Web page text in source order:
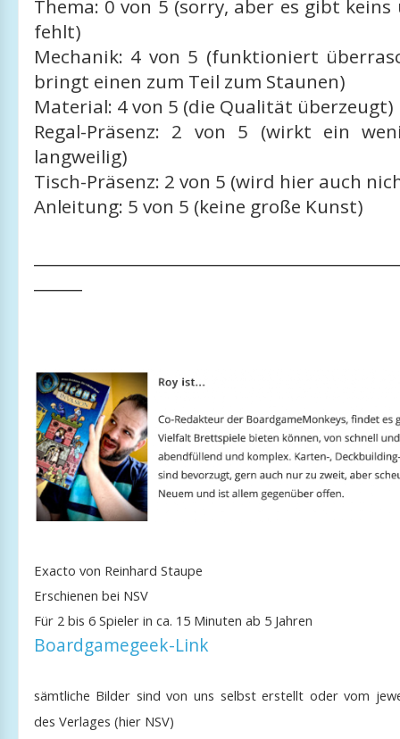
Thema: 0 von 5 (sorry, aber es gibt
fehlt)
Mechanik: 4 von 5 (funktioniert
bringt einen zum Teil zum Staunen)
Material: 4 von 5 (die Qualität überzeugt)
Regal-Präsenz: 2 von 5 (wirkt ein
langweilig)
Tisch-Präsenz: 2 von 5 (wird hier auch
Anleitung: 5 von 5 (keine große Kunst)
Exacto von Reinhard Staupe
Erschienen bei NSV
Für 2 bis 6 Spieler in ca. 15 Minuten ab 5 Jahren
Boardgamegeek-Link
sämtliche Bilder sind von uns selbst erstellt oder vom
des Verlages (hier NSV)